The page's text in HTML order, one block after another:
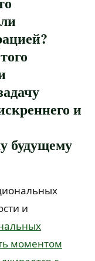
и
будущему
и
моментом